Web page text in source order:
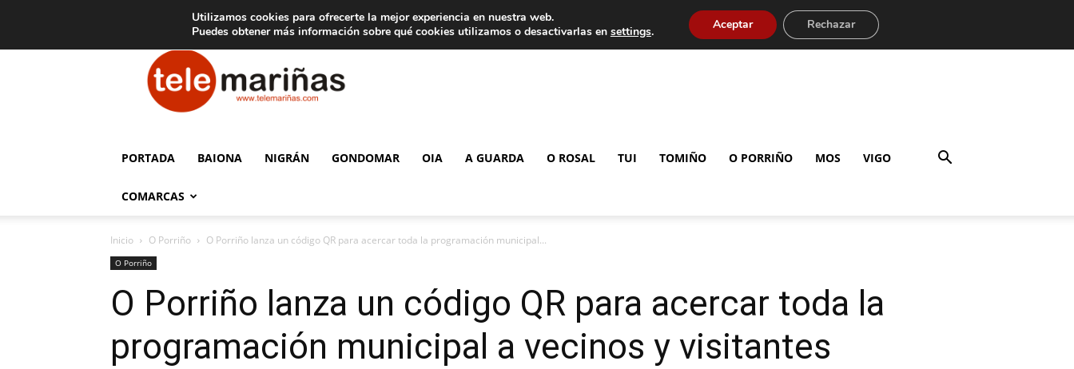
Aviso legal Tarifas de publicidad
Telemariñas
PORTADA BAIONA NIGRÁN GONDOMAR OIA A GUARDA O ROSAL TUI TOMIÑO O PORRIÑO MOS VIGO
COMARCAS
Inicio O Porriño O Porriño lanza un código QR para acercar toda la programación municipal...
O Porriño
O Porriño lanza un código QR para acercar toda la
programación municipal a vecinos y visitantes
Utilizamos cookies para ofrecerte la mejor experiencia en nuestra web.
Puedes obtener más información sobre qué cookies utilizamos o desactivarlas en settings. Aceptar Rechazar